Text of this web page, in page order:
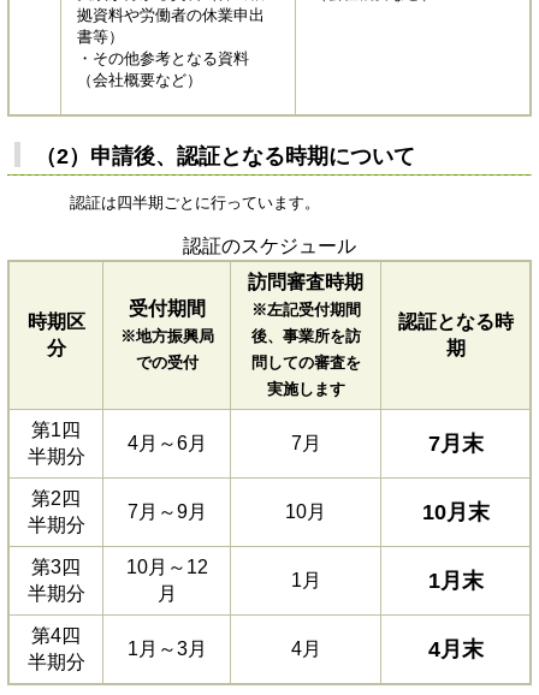
拠資料や労働者の休業申出
書等）
・その他参考となる資料
（会社概要など）​
（2）申請後、認証となる時期について
認証は四半期ごとに行っています。
認証のスケジュール
時期区
分
受付期間
※地方振興局
での受付
訪問審査時期
※左記受付期間
後、事業所を訪
問しての審査を
実施します
認証となる時
期
第1四
半期分
4月～6月 7月 7月末
第2四
半期分
7月～9月 10月 10月末
第3四
半期分
10月～12
月
1月 1月末
第4四
半期分
1月～3月 4月 4月末